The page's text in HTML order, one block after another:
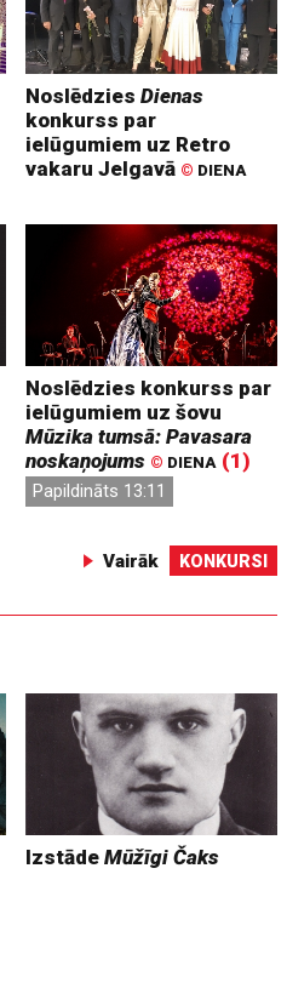
NoslēdziesDienas
konkurss par
ielūgumiem uz Retro
vakaru Jelgavā © DIENA
Noslēdzies konkurss par
ielūgumiem uz šovu
Mūzika tumsā: Pavasara
noskaņojums © DIENA (1)
Papildināts 13:11
Vairāk KONKURSI
IzstādeMūžīgi Čaks